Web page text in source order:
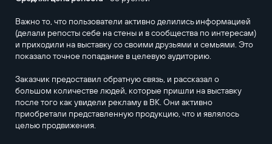
Важно то, что пользователи активно делились информацией
(делали репосты себе на стены и в сообщества по интересам)
и приходили на выставку со своими друзьями и семьями. Это
показало точное попадание в целевую аудиторию.
Заказчик предоставил обратную связь, и рассказал о
большом количестве людей, которые пришли на выставку
после того как увидели рекламу в ВК. Они активно
приобретали представленную продукцию, что и являлось
целью продвижения.